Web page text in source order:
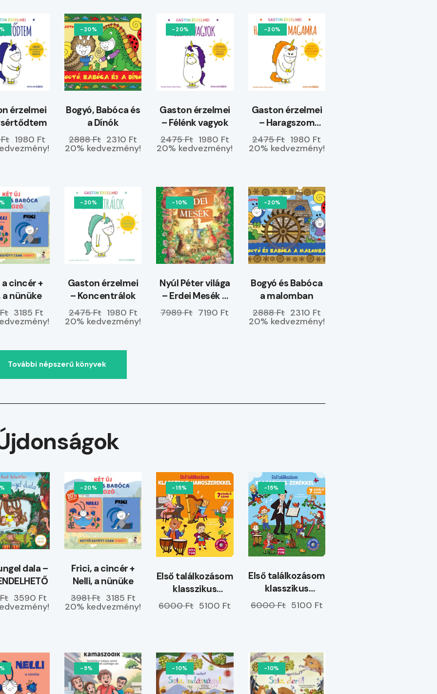
érzelmei
1980 Ft
-20%
Bogyó, Babóca és
a Dínók
2888 Ft 2310 Ft
20% kedvezmény!
-20%
Gaston érzelmei
– Félénk vagyok
2475 Ft 1980 Ft
20% kedvezmény!
-20%
Gaston érzelmei
– Haragszom
magamra
2475 Ft 1980 Ft
20% kedvezmény!
a cincér +
a nünüke
3185 Ft
-20%
Gaston érzelmei
– Koncentrálok
2475 Ft 1980 Ft
20% kedvezmény!
-10%
Nyúl Péter világa
– Erdei Mesék –
ELŐRENDELHETŐ
7989 Ft 7190 Ft
-20%
Bogyó és Babóca
a malomban
2888 Ft 2310 Ft
20% kedvezmény!
További népszerű könyvek
dala –
3590 Ft
-20%
Frici, a cincér +
Nelli, a nünüke
3981 Ft 3185 Ft
20% kedvezmény!
-15%
Első találkozásom
klasszikus
hangszerekkel
6000 Ft 5100 Ft
-15%
Első találkozásom
klasszikus
zenékkel
6000 Ft 5100 Ft
-5% -10% -10%